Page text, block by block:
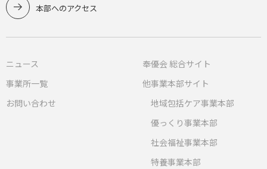
本部へのアクセス
ニュース
事業所一覧
お問い合わせ
奉優会 総合サイト
他事業本部サイト
地域包括ケア事業本部
優っくり事業本部
社会福祉事業本部
特養事業本部